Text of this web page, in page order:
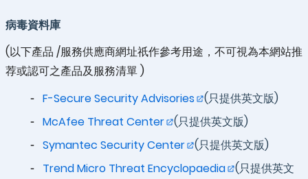
病毒資料庫
(以下產品 /服務供應商網址祇作參考用途，不可視為本網站推
荐或認可之產品及服務清單 )
F-Secure Security Advisories
(只提供英文版)
McAfee Threat Center
(只提供英文版)
Symantec Security Center
(只提供英文版)
Trend Micro Threat Encyclopaedia
(只提供英文